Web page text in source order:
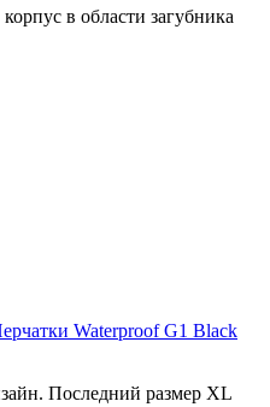
в области загубника
Waterproof G1 Black
Последний размер XL